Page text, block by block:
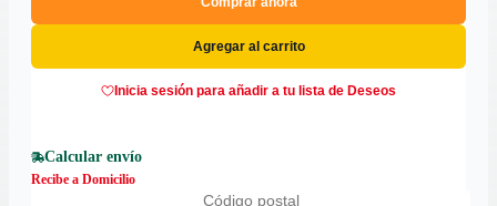
Agregar al carrito
Inicia sesión para añadir a tu lista de Deseos
Calcular envío
Recibe a Domicilio